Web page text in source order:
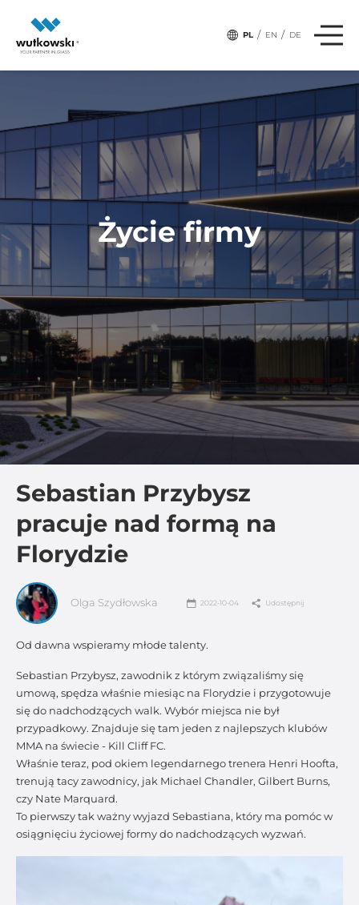
PL / EN / DE
Życie firmy
Sebastian Przybysz
pracuje nad formą na
Florydzie
Olga Szydłowska 2022-10-04 Udostępnij
Od dawna wspieramy młode talenty.
Sebastian Przybysz, zawodnik z którym związaliśmy się
umową, spędza właśnie miesiąc na Florydzie i przygotowuje
się do nadchodzących walk. Wybór miejsca nie był
przypadkowy. Znajduje się tam jeden z najlepszych klubów
MMA na świecie - Kill Cliff FC.
Właśnie teraz, pod okiem legendarnego trenera Henri Hoofta,
trenują tacy zawodnicy, jak Michael Chandler, Gilbert Burns,
czy Nate Marquard.
To pierwszy tak ważny wyjazd Sebastiana, który ma pomóc w
osiągnięciu życiowej formy do nadchodzących wyzwań.